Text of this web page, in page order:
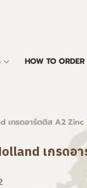
HOW TO ORDER
เกรดอาร์ตติส A2 Zinc
เกรดอ